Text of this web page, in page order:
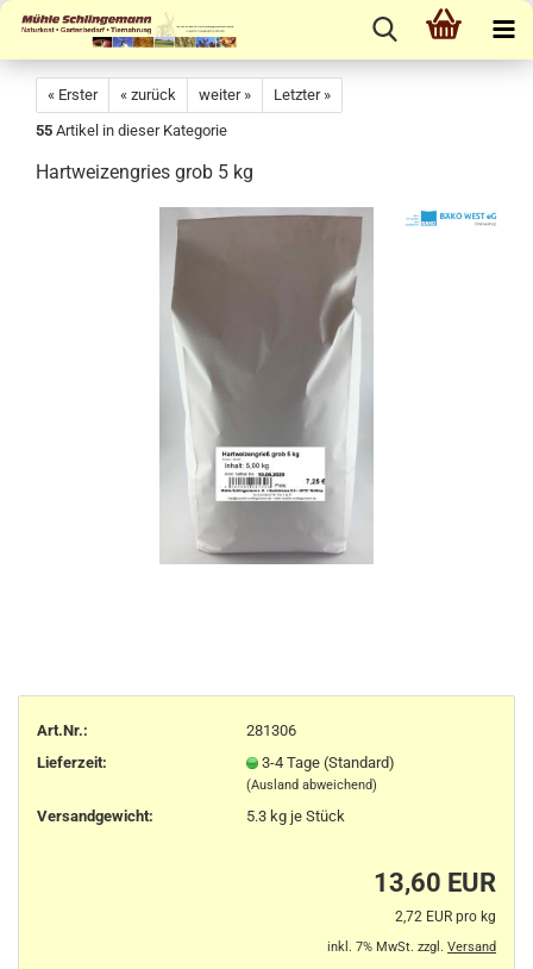
« Erster « zurück weiter »
Letzter »
55 Artikel in dieser Kategorie
Hartweizengries grob 5 kg
Art.Nr.:
281306
Lieferzeit:
3-4 Tage (Standard)
(Ausland abweichend)
Versandgewicht: 5.3kg je Stück
13,60 EUR
2,72 EUR pro kg
inkl. 7% MwSt. zzgl. Versand